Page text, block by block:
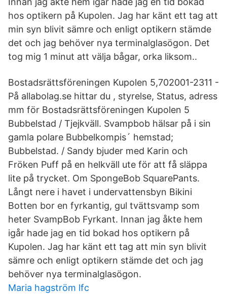
hos optikern på Kupolen. Jag har känt ett tag att
min syn blivit sämre och enligt optikern stämde
det och jag behöver nya terminalglasögon. Det
tog mig 1 minut att välja bågar, orka liksom..
Bostadsrättsföreningen Kupolen 5,702001-2311 -
På allabolag.se hittar du , styrelse, Status, adress
mm för Bostadsrättsföreningen Kupolen 5
Bubbelstad / Tjejkväll. Svampbob hälsar på i sin
gamla polare Bubbelkompis´ hemstad;
Bubbelstad. / Sandy bjuder med Karin och
Fröken Puff på en helkväll ute för att få släppa
lite på trycket. Om SpongeBob SquarePants.
Långt nere i havet i undervattensbyn Bikini
Botten bor en fyrkantig, gul tvättsvamp som
heter SvampBob Fyrkant. Innan jag åkte hem
igår hade jag en tid bokad hos optikern på
Kupolen. Jag har känt ett tag att min syn blivit
sämre och enligt optikern stämde det och jag
behöver nya terminalglasögon.
Maria hagström lfc